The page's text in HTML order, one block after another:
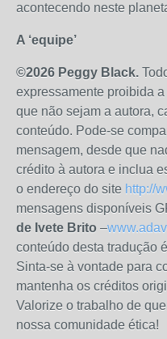
acontecendo neste
A ‘equipe’
©2026 Peggy Black.
expressamente proibida
que não sejam a autora,
conteúdo. Pode-se
mensagem, desde que
crédito à autora e inclua
o endereço do site http://
mensagens disponíveis
de Ivete Brito –
conteúdo desta tradução
Sinta-se à vontade para
mantenha os créditos
Valorize o trabalho de
nossa comunidade ética!